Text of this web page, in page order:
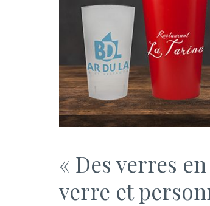
« Des verres
verre et